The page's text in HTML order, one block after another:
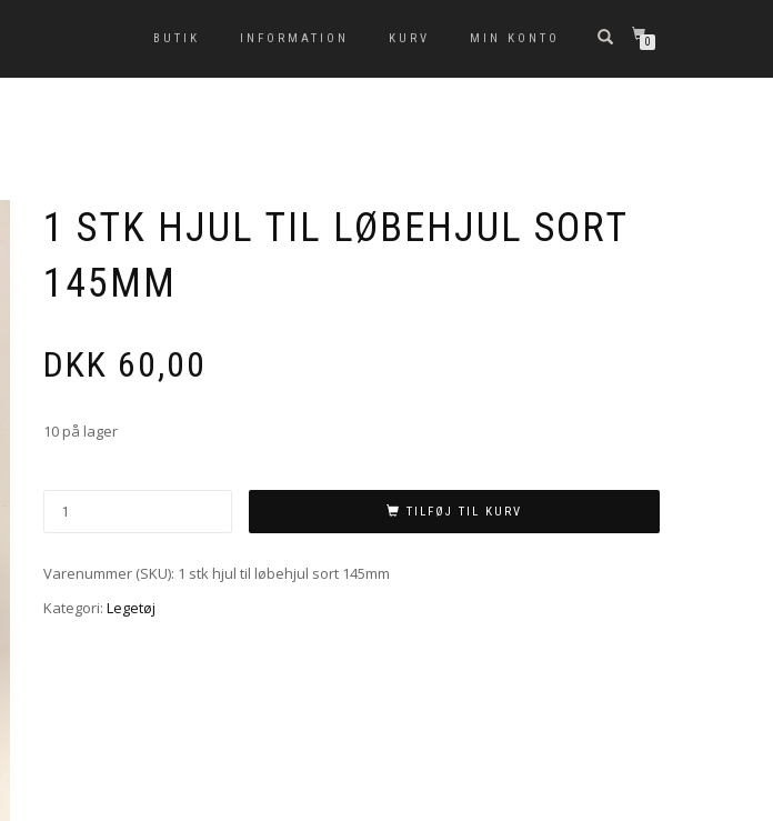
BUTIK INFORMATION KURV MIN KONTO 0
1 STK HJUL TIL LØBEHJUL SORT
145MM
DKK 60,00
10 på lager
TILFØJ TIL KURV
Varenummer (SKU): 1 stk hjul til løbehjul sort 145mm
Kategori: Legetøj